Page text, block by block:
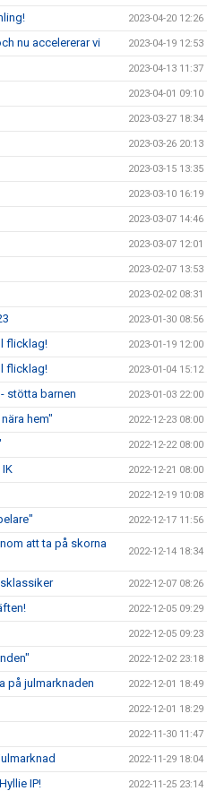
2023-04-20 12:26
nu accelererar vi 2023-04-19 12:53
2023-04-13 11:37
2023-04-01 09:10
2023-03-27 18:34
2023-03-26 20:13
2023-03-15 13:35
2023-03-10 16:19
2023-03-07 14:46
2023-03-07 12:01
2023-02-07 13:53
2023-02-02 08:31
2023-01-30 08:56
flicklag! 2023-01-19 12:00
flicklag! 2023-01-04 15:12
stötta barnen 2023-01-03 22:00
hem" 2022-12-23 08:00
2022-12-22 08:00
2022-12-21 08:00
2022-12-19 10:08
2022-12-17 11:56
att ta på skorna
2022-12-14 18:34
2022-12-07 08:26
2022-12-05 09:29
2022-12-05 09:23
2022-12-02 23:18
på julmarknaden 2022-12-01 18:49
2022-12-01 18:29
2022-11-30 11:47
2022-11-29 18:04
IP! 2022-11-25 23:14